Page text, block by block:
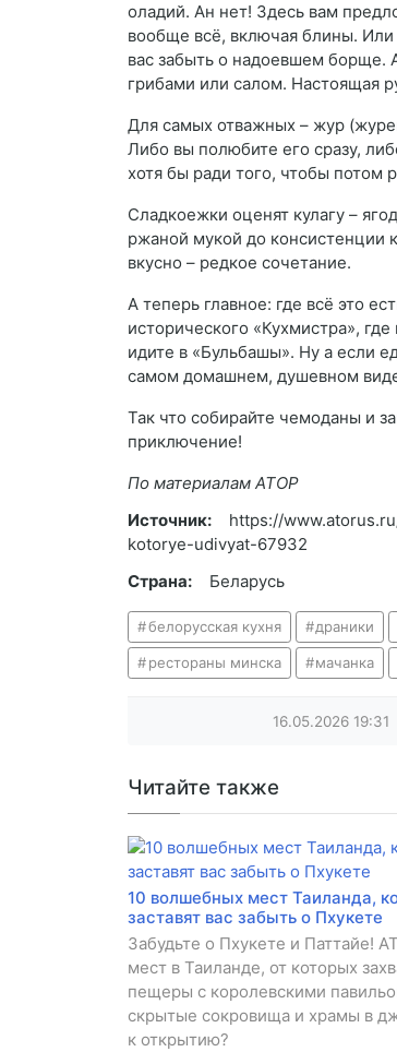
оладий. Ан нет! Здесь вам
вообще всё, включая блины. Или
вас забыть о надоевшем борще.
грибами или салом. Настоящая
Для самых отважных – жур
Либо вы полюбите его сразу,
хотя бы ради того, чтобы потом
Сладкоежки оценят кулагу –
ржаной мукой до консистенции
вкусно – редкое сочетание.
А теперь главное: где всё это
исторического «Кухмистра»,
идите в «Бульбашы». Ну а если
самом домашнем, душевном
Так что собирайте чемоданы и
приключение!
По материалам АТОР
Источник:
https://
kotorye-udivyat-67932
Страна:
Беларусь
белорусская кухня драники
рестораны минска мачанка
16.05.2026 19:31
Читайте также
10 волшебных мест Таиланда,
заставят вас забыть о Пхукете
Забудьте о Пхукете и Паттайе!
мест в Таиланде, от которых
пещеры с королевскими
скрытые сокровища и храмы в
к открытию?